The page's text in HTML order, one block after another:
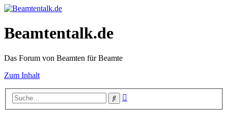
Beamtentalk.de
Das Forum von Beamten für Beamte
Zum Inhalt
Suche